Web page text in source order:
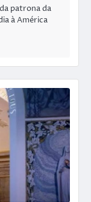
patrona da
à América